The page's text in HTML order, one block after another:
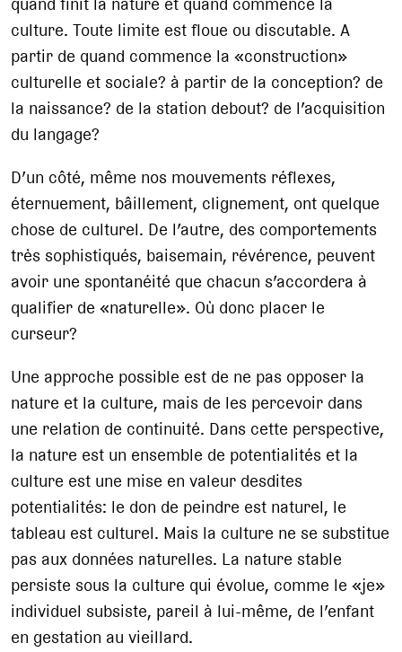
culture. Toute limite est floue ou discutable. A
partir de quand commence la «construction»
culturelle et sociale? à partir de la conception? de
la naissance? de la station debout? de l’acquisition
du langage?
D’un côté, même nos mouvements réflexes,
éternuement, bâillement, clignement, ont quelque
chose de culturel. De l’autre, des comportements
très sophistiqués, baisemain, révérence, peuvent
avoir une spontanéité que chacun s’accordera à
qualifier de «naturelle». Où donc placer le
curseur?
Une approche possible est de ne pas opposer la
nature et la culture, mais de les percevoir dans
une relation de continuité. Dans cette perspective,
la nature est un ensemble de potentialités et la
culture est une mise en valeur desdites
potentialités: le don de peindre est naturel, le
tableau est culturel. Mais la culture ne se substitue
pas aux données naturelles. La nature stable
persiste sous la culture qui évolue, comme le «je»
individuel subsiste, pareil à lui-même, de l’enfant
en gestation au vieillard.